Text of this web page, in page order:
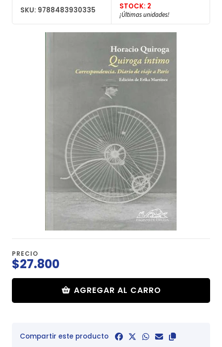
SKU: 9788483930335 STOCK: 2
¡Últimas unidades!
PRECIO
$27.800
AGREGAR AL CARRO
Compartir este producto